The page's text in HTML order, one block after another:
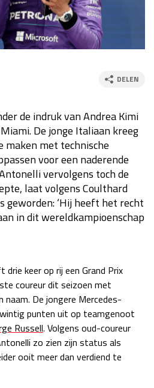
za 13:00 - 15:00
za 23:00 - 00:00
zo 21:00 - 23:00
30 okt - 01 nov
za 22:00 - 23:00
zo 21:00 - 23:00
za 19:00 - 20:00
zo 18:00 - 20:00
za 05:00 - 06:00
zo 05:00 - 07:00
04 - 06 dec
za 15:00 - 16:00
DELEN
de indruk van Andrea Kimi
De jonge Italiaan kreeg
maken met technische
voor een naderende
vervolgens toch de
laat volgens Coulthard
geworden: ‘Hij heeft het recht
in dit wereldkampioenschap
drie keer op rij een Grand Prix
coureur dit seizoen met
naam. De jongere Mercedes-
punten uit op teamgenoot
Russell. Volgens oud-coureur
zo zien zijn status als
ooit meer dan verdiend te